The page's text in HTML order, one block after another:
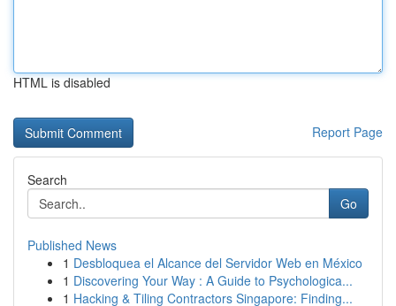
HTML is disabled
Report Page
Search
Go
Published News
1 Desbloquea el Alcance del Servidor Web en México
1 Discovering Your Way : A Guide to Psychologica...
1 Hacking & Tiling Contractors Singapore: Finding...